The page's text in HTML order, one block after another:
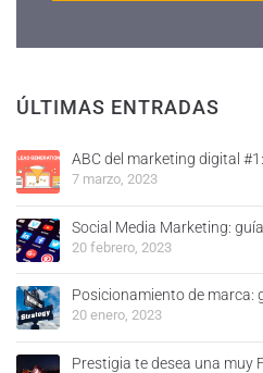
ÚLTIMAS ENTRADAS
ABC del marketing digital
7 marzo, 2023
Social Media Marketing:
20 febrero, 2023
Posicionamiento de marca:
20 enero, 2023
Prestigia te desea una muy